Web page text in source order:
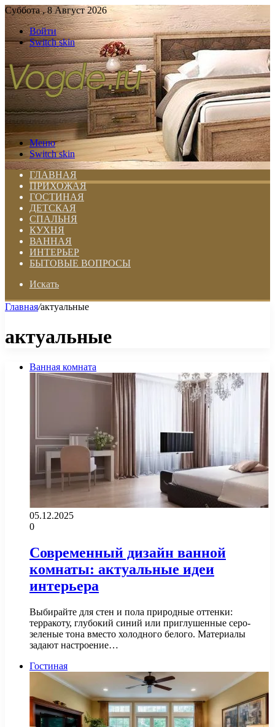
Суббота , 8 Август 2026
Войти
Switch skin
Меню
Switch skin
ГЛАВНАЯ
ПРИХОЖАЯ
ГОСТИНАЯ
ДЕТСКАЯ
СПАЛЬНЯ
КУХНЯ
ВАННАЯ
ИНТЕРЬЕР
БЫТОВЫЕ ВОПРОСЫ
Искать
Главная/актуальные
актуальные
Ванная комната
05.12.2025
0
Современный дизайн ванной
комнаты: актуальные идеи
интерьера
Выбирайте для стен и пола природные оттенки:
терракоту, глубокий синий или приглушенные серо-
зеленые тона вместо холодного белого. Материалы
задают настроение…
Гостиная